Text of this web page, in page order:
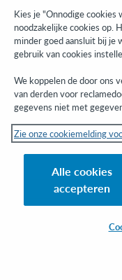
Get the latest product
right to your inbox.
Subscribe now
© 2023 OCLC
Inc. en buitenlandse filialen
Cookiemelding Lijst met
Kies je "Onnodige cookies
noodzakelijke cookies op.
minder goed aansluit bij je
gebruik van cookies
We koppelen de door ons
van derden voor
gegevens niet met
Zie onze cookiemelding
Alle cookies
accepteren